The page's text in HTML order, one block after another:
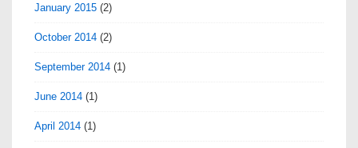
January 2015 (2)
October 2014 (2)
September 2014 (1)
June 2014 (1)
April 2014 (1)